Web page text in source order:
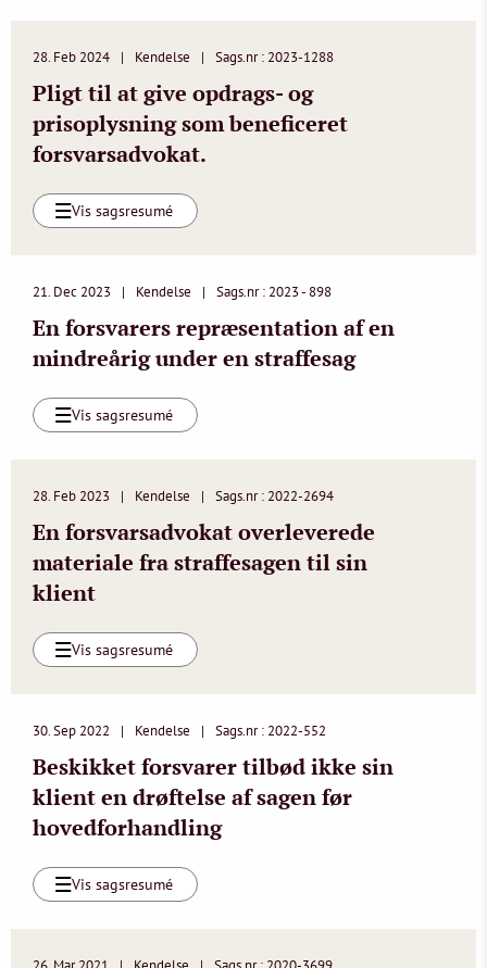
28. Feb 2024 Kendelse Sags.nr : 2023-1288
Pligt til at give opdrags- og
prisoplysning som beneficeret
forsvarsadvokat.
Vis sagsresumé
21. Dec 2023 Kendelse Sags.nr : 2023 - 898
En forsvarers repræsentation af en
mindreårig under en straffesag
Vis sagsresumé
28. Feb 2023 Kendelse Sags.nr : 2022-2694
En forsvarsadvokat overleverede
materiale fra straffesagen til sin
klient
Vis sagsresumé
30. Sep 2022 Kendelse Sags.nr : 2022-552
Beskikket forsvarer tilbød ikke sin
klient en drøftelse af sagen før
hovedforhandling
Vis sagsresumé